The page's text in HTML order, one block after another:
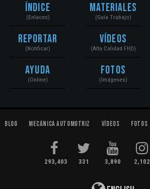
Índice
(Enlaces)
Reportar
(Notificar)
Ayuda
(Online)
Materiales
(Guía Trabajo)
Vídeos
(Alta Calidad FHD)
Fotos
(Imágenes)
Blog Mecánica Automotriz Vídeos Fotos
293,403 331 3,890 2,102